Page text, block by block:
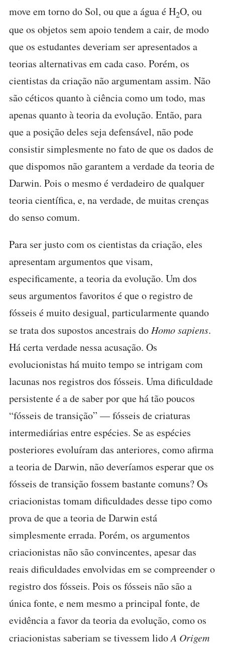
move em torno do Sol, ou que a água é H2O, ou
que os objetos sem apoio tendem a cair, de modo
que os estudantes deveriam ser apresentados a
teorias alternativas em cada caso. Porém, os
cientistas da criação não argumentam assim. Não
são céticos quanto à ciência como um todo, mas
apenas quanto à teoria da evolução. Então, para
que a posição deles seja defensável, não pode
consistir simplesmente no fato de que os dados de
que dispomos não garantem a verdade da teoria de
Darwin. Pois o mesmo é verdadeiro de qualquer
teoria científica, e, na verdade, de muitas crenças
do senso comum.
Para ser justo com os cientistas da criação, eles
apresentam argumentos que visam,
especificamente, a teoria da evolução. Um dos
seus argumentos favoritos é que o registro de
fósseis é muito desigual, particularmente quando
se trata dos supostos ancestrais do Homo sapiens.
Há certa verdade nessa acusação. Os
evolucionistas há muito tempo se intrigam com
lacunas nos registros dos fósseis. Uma dificuldade
persistente é a de saber por que há tão poucos
“fósseis de transição” — fósseis de criaturas
intermediárias entre espécies. Se as espécies
posteriores evoluíram das anteriores, como afirma
a teoria de Darwin, não deveríamos esperar que os
fósseis de transição fossem bastante comuns? Os
criacionistas tomam dificuldades desse tipo como
prova de que a teoria de Darwin está
simplesmente errada. Porém, os argumentos
criacionistas não são convincentes, apesar das
reais dificuldades envolvidas em se compreender o
registro dos fósseis. Pois os fósseis não são a
única fonte, e nem mesmo a principal fonte, de
evidência a favor da teoria da evolução, como os
criacionistas saberiam se tivessem lidoA Origem